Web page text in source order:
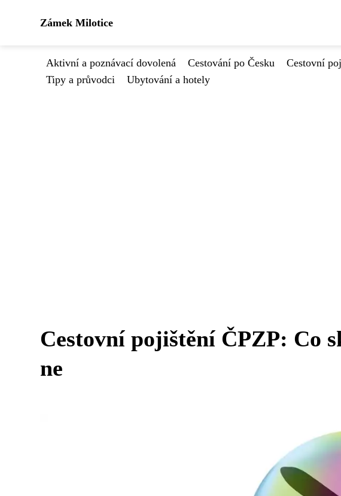
Zámek Milotice
Aktivní a poznávací dovolená Cestování po Česku Cestovní
Tipy a průvodci
Ubytování a hotely
Cestovní pojištění ČPZP: Co
ne